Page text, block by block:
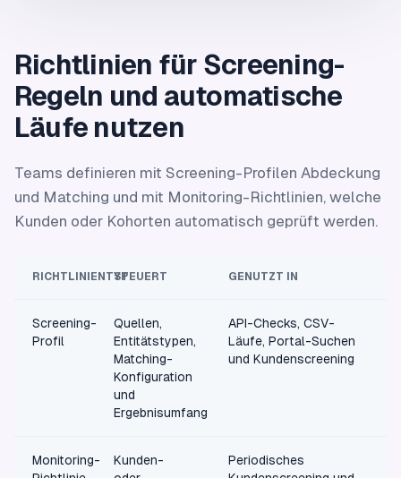
Richtlinien für Screening-
Regeln und automatische
Läufe nutzen
Teams definieren mit Screening-Profilen Abdeckung
und Matching und mit Monitoring-Richtlinien, welche
Kunden oder Kohorten automatisch geprüft werden.
RICHTLINIENTYPSTEUERT GENUTZT IN
Screening-
Profil
Quellen,
Entitätstypen,
Matching-
Konfiguration
und
Ergebnisumfang
API-Checks, CSV-
Läufe, Portal-Suchen
und Kundenscreening
Monitoring-
Kunden-
Periodisches